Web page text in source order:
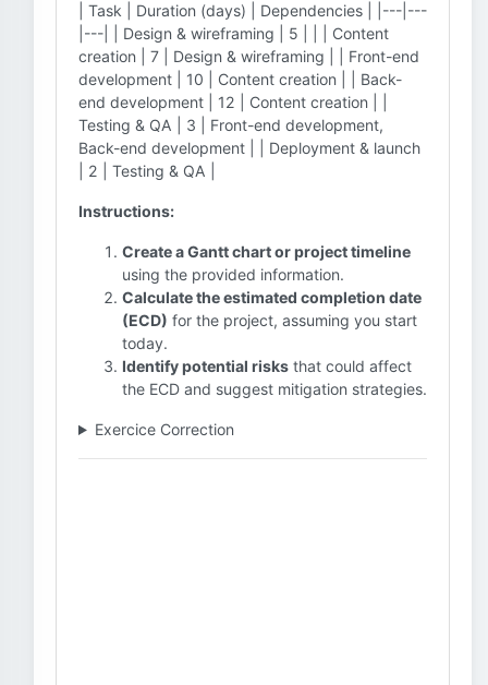
| Task | Duration (days) | Dependencies | |---|---
|---| | Design & wireframing | 5 | | | Content
creation | 7 | Design & wireframing | | Front-end
development | 10 | Content creation | | Back-
end development | 12 | Content creation | |
Testing & QA | 3 | Front-end development,
Back-end development | | Deployment & launch
| 2 | Testing & QA |
Instructions:
Create a Gantt chart or project timeline
using the provided information.
Calculate the estimated completion date
(ECD) for the project, assuming you start
today.
Identify potential risks that could affect
the ECD and suggest mitigation strategies.
Exercice Correction